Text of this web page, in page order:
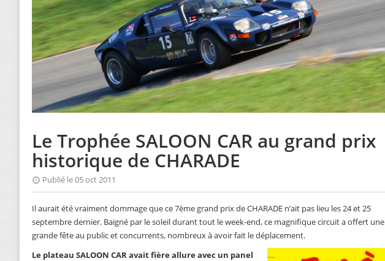
Le Trophée SALOON CAR au grand prix
historique de CHARADE
Publié le 05 oct 2011
Il aurait été vraiment dommage que ce 7ème grand prix de CHARADE n’ait pas lieu les 24 et 25
septembre dernier. Baigné par le soleil durant tout le week-end, ce magnifique circuit a offert une
grande fête au public et concurrents, nombreux à avoir fait le déplacement.
Le plateau SALOON CAR avait fière allure avec un panel